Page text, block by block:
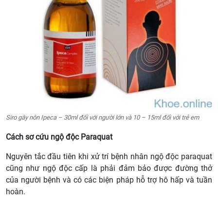
Siro gây nôn Ipeca – 30ml đối với người lớn và 10 – 15ml đối với trẻ em
Cách sơ cứu ngộ độc Paraquat
Nguyên tắc đầu tiên khi xử trí bệnh nhân ngộ độc paraquat
cũng như ngộ độc cấp là phải đảm bảo được đường thở
của người bệnh và có các biện pháp hỗ trợ hô hấp và tuần
hoàn.